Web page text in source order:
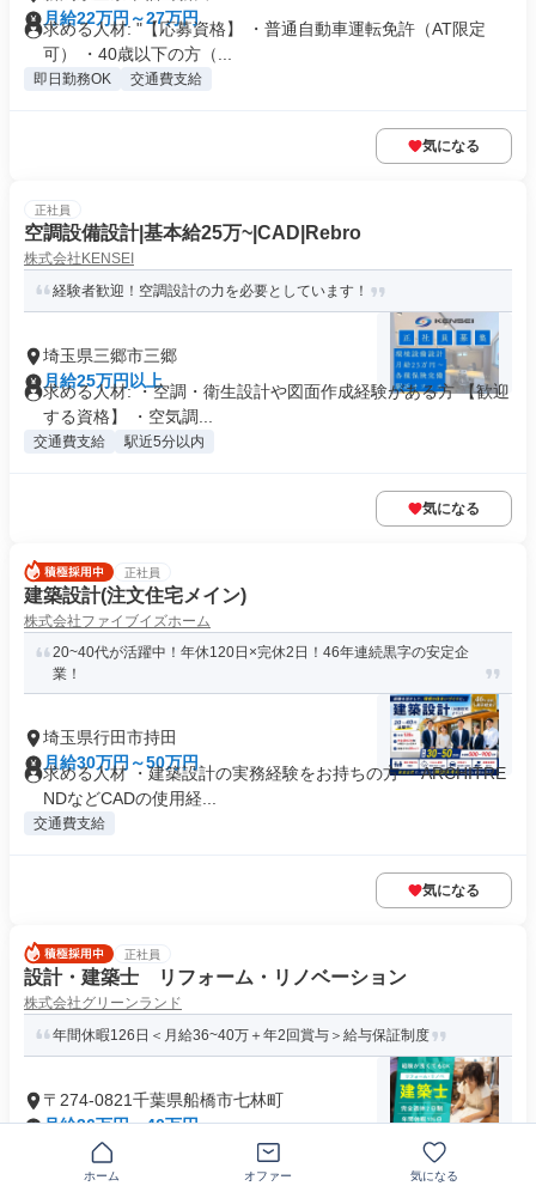
月給22万円～27万円
求める人材: "【応募資格】 ・普通自動車運転免許（AT限定
可） ・40歳以下の方（...
即日勤務OK 交通費支給
気になる
正社員
空調設備設計|基本給25万~|CAD|Rebro
株式会社KENSEI
経験者歓迎！空調設計の力を必要としています！
埼玉県三郷市三郷
月給25万円以上
求める人材: ・空調・衛生設計や図面作成経験がある方 【歓迎
する資格】 ・空気調...
交通費支給 駅近5分以内
気になる
正社員
建築設計(注文住宅メイン)
株式会社ファイブイズホーム
20~40代が活躍中！年休120日×完休2日！46年連続黒字の安定企
業！
埼玉県行田市持田
月給30万円～50万円
求める人材 ・建築設計の実務経験をお持ちの方 ・ARCHITRE
NDなどCADの使用経...
交通費支給
気になる
正社員
設計・建築士 リフォーム・リノベーション
株式会社グリーンランド
年間休暇126日＜月給36~40万＋年2回賞与＞給与保証制度
〒274-0821千葉県船橋市七林町
月給36万円～40万円
士資格 ※木造建築経験者に限...
業界未経験歓迎
ホーム オファー 気になる